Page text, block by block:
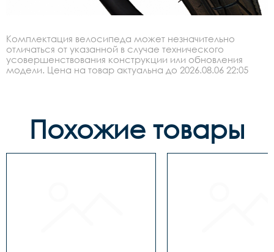
Комплектация велосипеда может незначительно
отличаться от указанной в случае технического
усовершенствования конструкции или обновления
модели. Цена на товар актуальна до 2026.08.06 22:05
Похожие товары